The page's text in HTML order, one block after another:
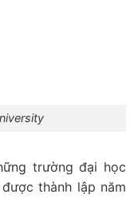
trường đại học
thành lập năm